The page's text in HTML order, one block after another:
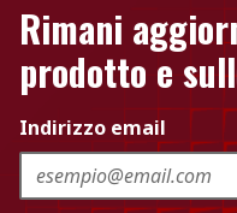
Rimani
prodotto e
Indirizzo email